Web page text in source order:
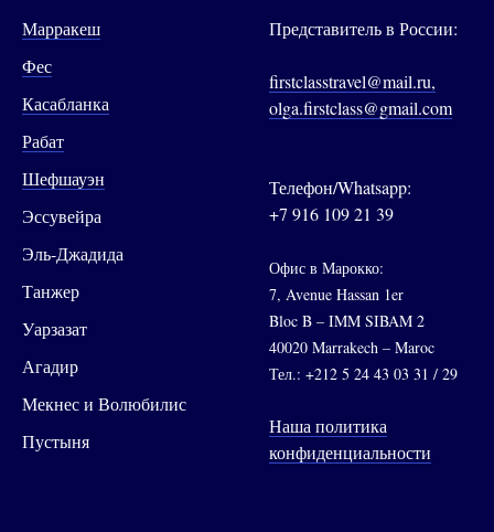
Марракеш
Фес
Касабланка
Рабат
Шефшауэн
Эссувейра
Эль-Джадида
Танжер
Уарзазат
Агадир
Мекнес и Волюбилис
Пустыня
Представитель в России:
firstclasstravel@mail.ru,
olga.firstclass@gmail.com
Телефон/Whatsapp:
+7 916 109 21 39
Офис в Марокко:
7, Avenue Hassan 1er
Bloc B – IMM SIBAM 2
40020 Marrakech – Maroc
Тел.: +212 5 24 43 03 31 / 29
Наша политика
конфиденциальности